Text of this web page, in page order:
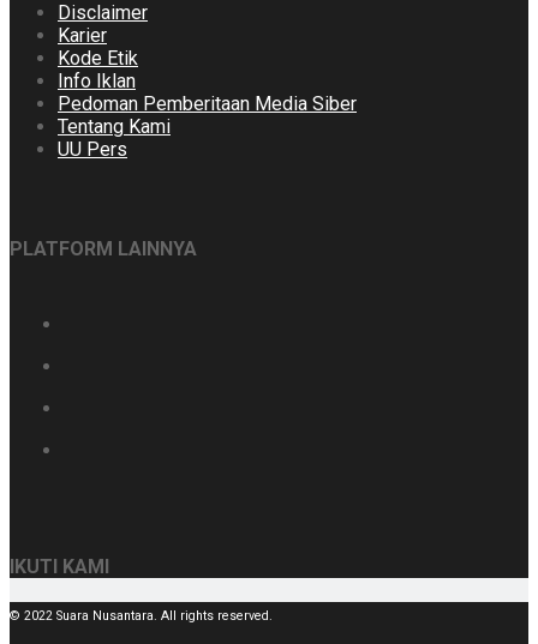
Disclaimer
Karier
Kode Etik
Info Iklan
Pedoman Pemberitaan Media Siber
Tentang Kami
UU Pers
PLATFORM LAINNYA
IKUTI KAMI
© 2022 Suara Nusantara. All rights reserved.